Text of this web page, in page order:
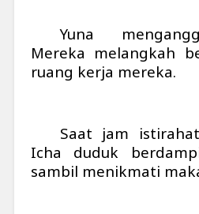
Yuna
Mereka melangkah
ruang kerja mereka.
Saat jam
Icha duduk
sambil menikmati